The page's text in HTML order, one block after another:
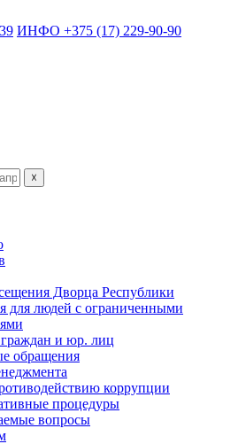
ИНФО +375 (17) 229-90-90
☓
Дворца Республики
для людей с ограниченными
и юр. лиц
обращения
коррупции
процедуры
вопросы